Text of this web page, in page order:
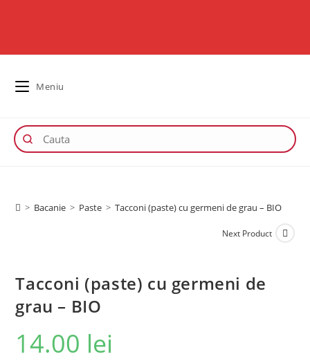
Meniu
> Bacanie > Paste > Tacconi (paste) cu germeni de grau – BIO
Next Product
Tacconi (paste) cu germeni de
grau – BIO
14.00 lei